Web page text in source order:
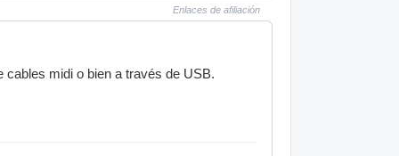
Enlaces de afiliación
midi o bien a través de USB.